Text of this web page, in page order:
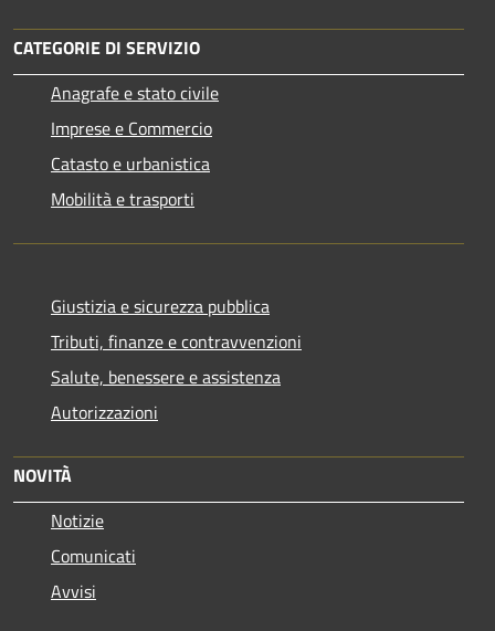
CATEGORIE DI SERVIZIO
Anagrafe e stato civile
Imprese e Commercio
Catasto e urbanistica
Mobilità e trasporti
Giustizia e sicurezza pubblica
Tributi, finanze e contravvenzioni
Salute, benessere e assistenza
Autorizzazioni
NOVITÀ
Notizie
Comunicati
Avvisi